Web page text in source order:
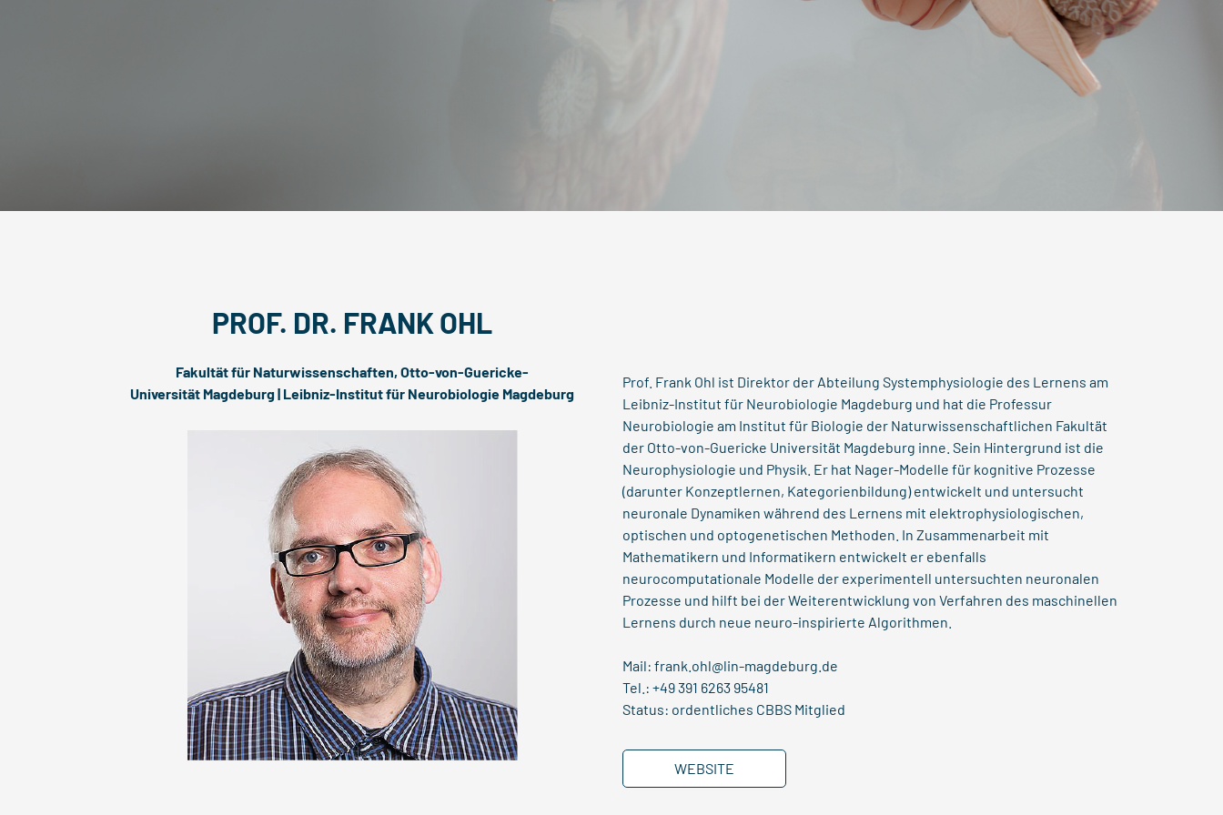
PROF. DR. FRANK OHL
Fakultät für Naturwissenschaften, Otto-von-Guericke-
Universität Magdeburg | Leibniz-Institut für Neurobiologie Magdeburg
Prof. Frank Ohl ist Direktor der Abteilung Systemphysiologie des Lernens am
Leibniz-Institut für Neurobiologie Magdeburg und hat die Professur
Neurobiologie am Institut für Biologie der Naturwissenschaftlichen Fakultät
der Otto-von-Guericke Universität Magdeburg inne. Sein Hintergrund ist die
Neurophysiologie und Physik. Er hat Nager-Modelle für kognitive Prozesse
(darunter Konzeptlernen, Kategorienbildung) entwickelt und untersucht
neuronale Dynamiken während des Lernens mit elektrophysiologischen,
optischen und optogenetischen Methoden. In Zusammenarbeit mit
Mathematikern und Informatikern entwickelt er ebenfalls
neurocomputationale Modelle der experimentell untersuchten neuronalen
Prozesse und hilft bei der Weiterentwicklung von Verfahren des maschinellen
Lernens durch neue neuro-inspirierte Algorithmen.
Mail: frank.ohl@lin-magdeburg.de
Tel.: +49 391 6263 95481
Status: ordentliches CBBS Mitglied
WEBSITE